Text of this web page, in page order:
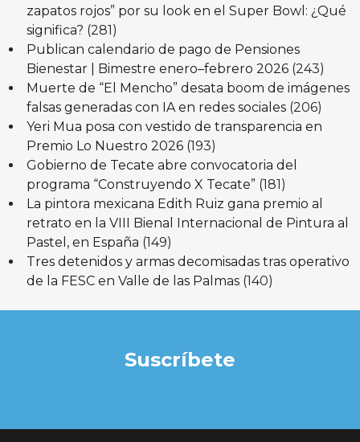
zapatos rojos” por su look en el Super Bowl: ¿Qué
significa? (281)
Publican calendario de pago de Pensiones
Bienestar | Bimestre enero–febrero 2026 (243)
Muerte de “El Mencho” desata boom de imágenes
falsas generadas con IA en redes sociales (206)
Yeri Mua posa con vestido de transparencia en
Premio Lo Nuestro 2026 (193)
Gobierno de Tecate abre convocatoria del
programa “Construyendo X Tecate” (181)
La pintora mexicana Edith Ruiz gana premio al
retrato en la VIII Bienal Internacional de Pintura al
Pastel, en España (149)
Tres detenidos y armas decomisadas tras operativo
de la FESC en Valle de las Palmas (140)
Suscríbete